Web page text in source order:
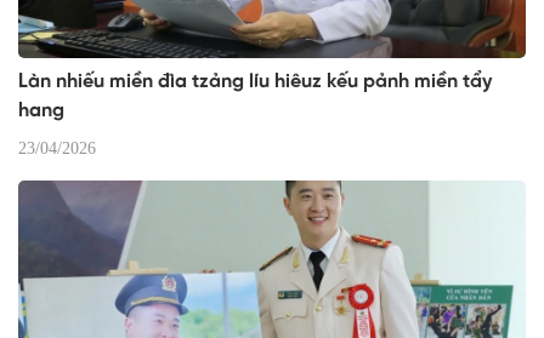
Làn nhiếu miền đìa tzảng líu hiêuz kếu pảnh miền tẩy
hang
23/04/2026